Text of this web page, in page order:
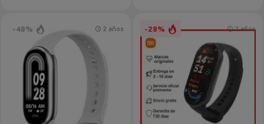
-48% 2 años -28% 2 años